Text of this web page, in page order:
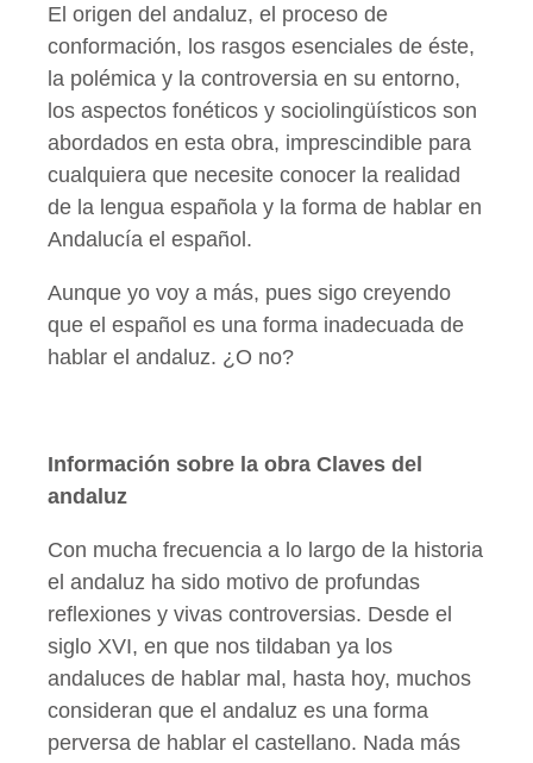
El origen del andaluz, el proceso de
conformación, los rasgos esenciales de éste,
la polémica y la controversia en su entorno,
los aspectos fonéticos y sociolingüísticos son
abordados en esta obra, imprescindible para
cualquiera que necesite conocer la realidad
de la lengua española y la forma de hablar en
Andalucía el español.
Aunque yo voy a más, pues sigo creyendo
que el español es una forma inadecuada de
hablar el andaluz. ¿O no?
Información sobre la obra Claves del
andaluz
Con mucha frecuencia a lo largo de la historia
el andaluz ha sido motivo de profundas
reflexiones y vivas controversias. Desde el
siglo XVI, en que nos tildaban ya los
andaluces de hablar mal, hasta hoy, muchos
consideran que el andaluz es una forma
perversa de hablar el castellano. Nada más